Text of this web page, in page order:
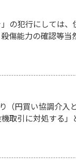
の犯行にしては
傷能力の確認等当
（円買い協調介入
取引に対処する」